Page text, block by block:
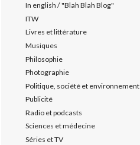
In english / "Blah Blah Blog"
ITW
Livres et littérature
Musiques
Philosophie
Photographie
Politique, société et environnement
Publicité
Radio et podcasts
Sciences et médecine
Séries et TV